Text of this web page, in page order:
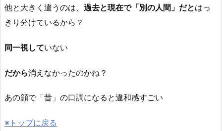
他と大きく違うのは、 過去と現在で「別の人間」だとはっ
きり分けているから？
同一視していない
だから消えなかったのかね？
あの顔で「昔」の口調になると違和感すごい
※トップに戻る